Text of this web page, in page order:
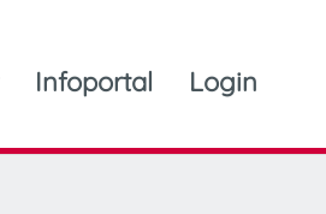
Infoportal Login